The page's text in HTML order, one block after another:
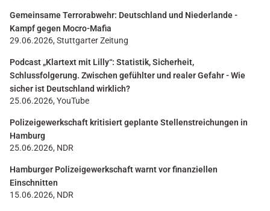
Gemeinsame Terrorabwehr: Deutschland und Niederlande -
Kampf gegen Mocro-Mafia
29.06.2026, Stuttgarter Zeitung
Podcast „Klartext mit Lilly“: Statistik, Sicherheit,
Schlussfolgerung. Zwischen gefühlter und realer Gefahr - Wie
sicher ist Deutschland wirklich?
25.06.2026, YouTube
Polizeigewerkschaft kritisiert geplante Stellenstreichungen in
Hamburg
25.06.2026, NDR
Hamburger Polizeigewerkschaft warnt vor finanziellen
Einschnitten
15.06.2026, NDR